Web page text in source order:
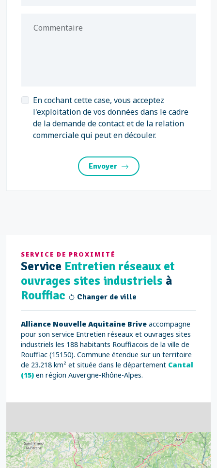
Commentaire
En cochant cette case, vous acceptez
l'exploitation de vos données dans le cadre
de la demande de contact et de la relation
commerciale qui peut en découler.
Envoyer
SERVICE DE PROXIMITÉ
Service Entretien réseaux et
ouvrages sites industriels à
Rouffiac
Changer de ville
Alliance Nouvelle Aquitaine Brive accompagne
pour son service Entretien réseaux et ouvrages sites
industriels les 188 habitants Rouffiacois de la ville de
Rouffiac (15150). Commune étendue sur un territoire
de 23.218 km² et située dans le département Cantal
(15) en région Auvergne-Rhône-Alpes.
4